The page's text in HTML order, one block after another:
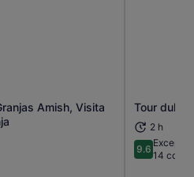
Amish, Visita
abre en una pestaña nueva
Tour dulce
2 h
9.69.6 sobre
14